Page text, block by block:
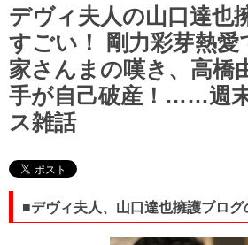
デヴィ夫人の山口達也
すごい！ 剛力彩芽熱愛
家さんまの嘆き、高橋
手が自己破産！……週
ス雑話
■デヴィ夫人、山口達也擁護ブロ